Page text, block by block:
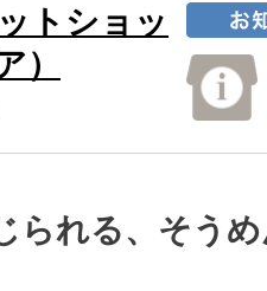
トショッ
）
られる、そう